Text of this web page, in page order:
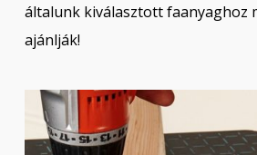
általunk kiválasztott faanyaghoz
ajánlják!